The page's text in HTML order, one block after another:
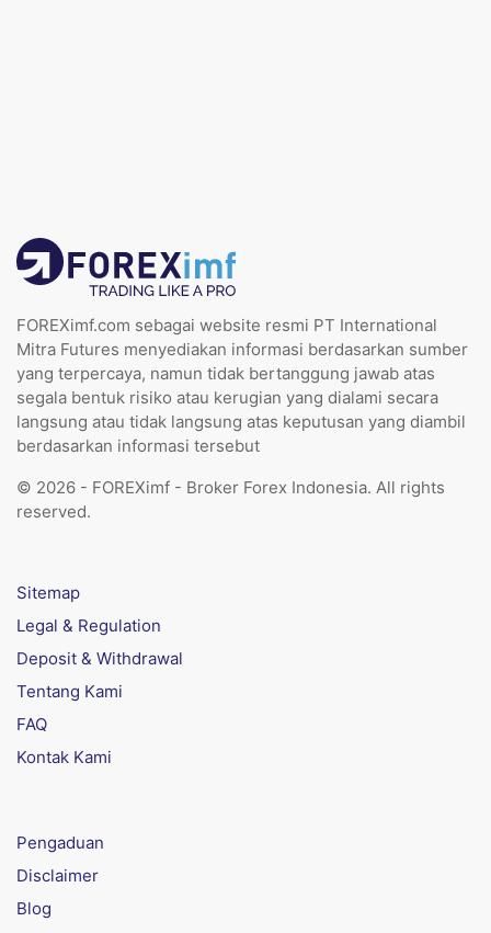
FOREXimf.com sebagai website resmi PT International
Mitra Futures menyediakan informasi berdasarkan sumber
yang terpercaya, namun tidak bertanggung jawab atas
segala bentuk risiko atau kerugian yang dialami secara
langsung atau tidak langsung atas keputusan yang diambil
berdasarkan informasi tersebut
© 2026 - FOREXimf - Broker Forex Indonesia. All rights
reserved.
Sitemap
Legal & Regulation
Deposit & Withdrawal
Tentang Kami
FAQ
Kontak Kami
Pengaduan
Disclaimer
Blog